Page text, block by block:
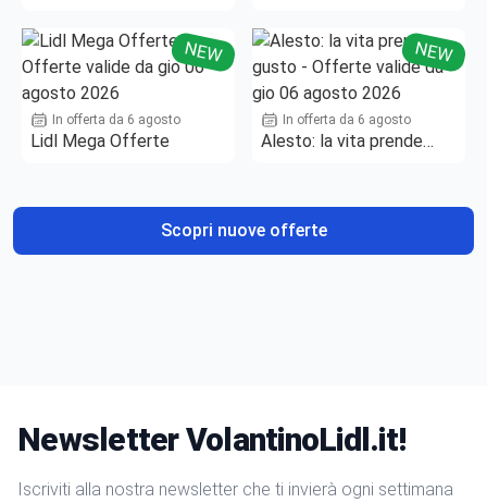
NEW
In offerta da 6 agosto
Lidl Mega Offerte
NEW
In offerta da 6 agosto
Alesto: la vita prende
Scopri nuove offerte
Newsletter VolantinoLidl.it!
Iscriviti alla nostra newsletter che ti invierà ogni settimana